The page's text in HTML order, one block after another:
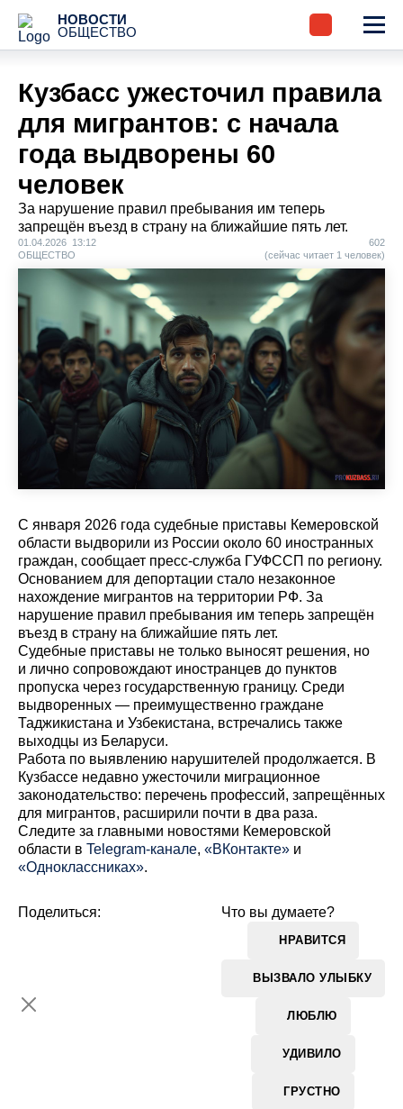
НОВОСТИ
ОБЩЕСТВО
Кузбасс ужесточил правила
для мигрантов: с начала
года выдворены 60
человек
За нарушение правил пребывания им теперь
запрещён въезд в страну на ближайшие пять лет.
01.04.2026 13:12
ОБЩЕСТВО
602
(сейчас читает 1 человек)
С января 2026 года судебные приставы Кемеровской
области выдворили из России около 60 иностранных
граждан, сообщает пресс-служба ГУФССП по региону.
Основанием для депортации стало незаконное
нахождение мигрантов на территории РФ. За
нарушение правил пребывания им теперь запрещён
въезд в страну на ближайшие пять лет.
Судебные приставы не только выносят решения, но
и лично сопровождают иностранцев до пунктов
пропуска через государственную границу. Среди
выдворенных — преимущественно граждане
Таджикистана и Узбекистана, встречались также
выходцы из Беларуси.
Работа по выявлению нарушителей продолжается. В
Кузбассе недавно ужесточили миграционное
законодательство: перечень профессий, запрещённых
для мигрантов, расширили почти в два раза.
Cледите за главными новостями Кемеровской
области в Telegram-канале, «ВКонтакте» и
«Одноклассниках».
Что вы думаете?
НРАВИТСЯ
ВЫЗВАЛО УЛЫБКУ
ЛЮБЛЮ
УДИВИЛО
ГРУСТНО
Поделиться: